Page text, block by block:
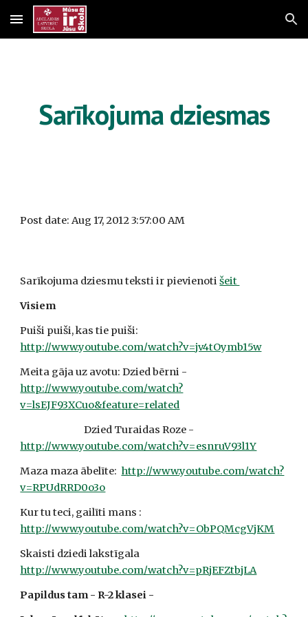
Skip to main content Skip to navigation
Sarīkojuma dziesmas
Post date: Aug 17, 2012 3:57:00 AM
Sarīkojuma dziesmu teksti ir pievienoti šeit
Visiem
http://www.youtube.com/watch?v=jv4tOymb15w
http://www.youtube.com/watch?
v=lsEJF93XCuo&feature=related
http://www.youtube.com/watch?v=esnruV93l1Y
Maza maza ābelīte: http://www.youtube.com/watch?
v=RPUdRRD0o3o
http://www.youtube.com/watch?v=ObPQMcgVjKM
http://www.youtube.com/watch?v=pRjEFZtbjLA
Papildus tam - R-2 klasei -